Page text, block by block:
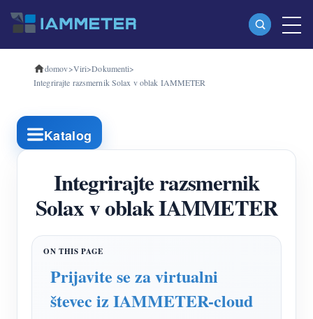
Izdelki
Trifazni merilnik energije Wi-Fi (WEM3080T)
Trifazni merilnik energije Wi-Fi (WEM3050T)
WiFi krmilnik napajanja
IAMMETER Cloud Pro
domov>Viri>Dokumenti>
Integrirajte razsmernik Solax v oblak IAMMETER
Katalog
Integrirajte razsmernik
Solax v oblak IAMMETER
Prijavite se za virtualni
števec iz IAMMETER-cloud